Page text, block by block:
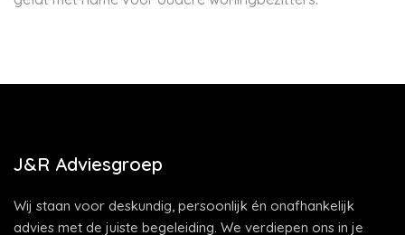
J&R Adviesgroep
Wij staan voor deskundig, persoonlijk én onafhankelijk
advies met de juiste begeleiding. We verdiepen ons in je